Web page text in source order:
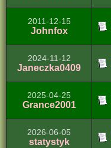
2011-12-15
Johnfox
2024-11-12
Janeczka0409
2025-04-25
Grance2001
2026-06-05
statystyk